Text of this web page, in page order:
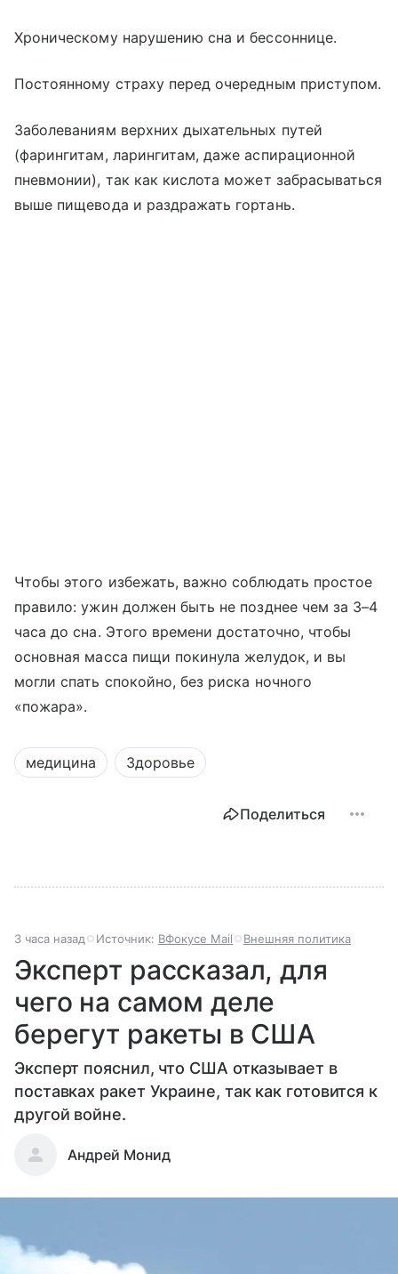
Хроническому нарушению сна и бессоннице.
Постоянному страху перед очередным приступом.
Заболеваниям верхних дыхательных путей
(фарингитам, ларингитам, даже аспирационной
пневмонии), так как кислота может забрасываться
выше пищевода и раздражать гортань.
Чтобы этого избежать, важно соблюдать простое
правило: ужин должен быть не позднее чем за 3–4
часа до сна. Этого времени достаточно, чтобы
основная масса пищи покинула желудок, и вы
могли спать спокойно, без риска ночного
«пожара».
медицина Здоровье
Поделиться
3 часа назад Источник: ВФокусе Mail Внешняя политика
Эксперт рассказал, для
чего на самом деле
берегут ракеты в США
Эксперт пояснил, что США отказывает в
поставках ракет Украине, так как готовится к
другой войне.
Андрей Монид